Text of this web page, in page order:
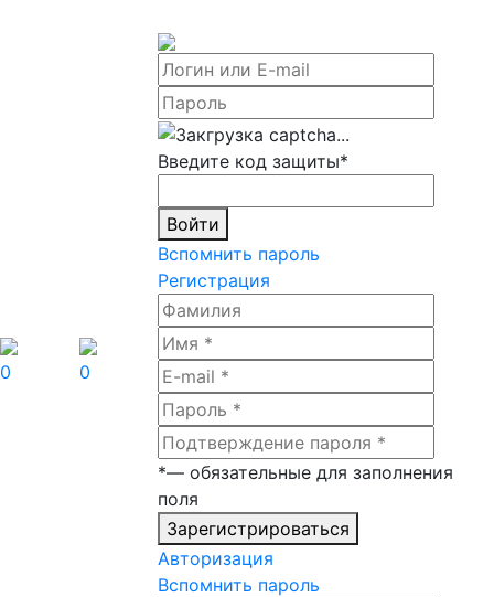
0 0
Введите код защиты*
Войти
Вспомнить пароль
Регистрация
*— обязательные для заполнения
поля
Зарегистрироваться
Авторизация
Вспомнить пароль